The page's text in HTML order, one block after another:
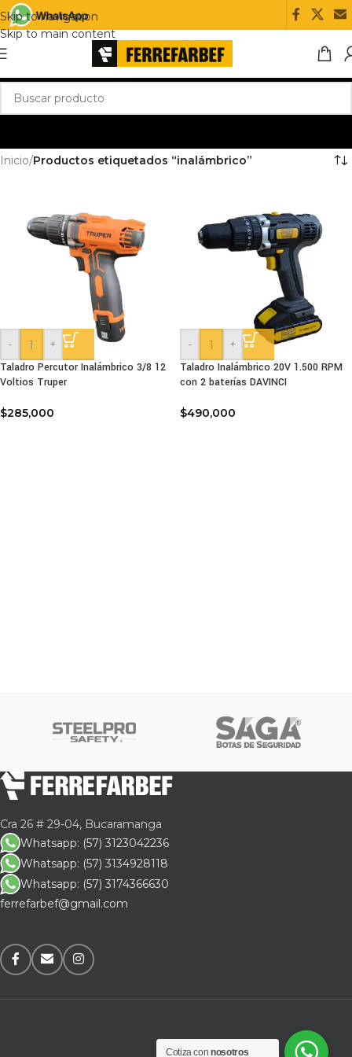
Skip to navigation
Skip to main content
Inicio/Productos etiquetados “inalámbrico”
-
+
Taladro Percutor Inalámbrico 3/8 12
Voltios Truper
$285,000
-
+
Taladro Inalámbrico 20V 1.500 RPM
con 2 baterías DAVINCI
$490,000
Cra 26 # 29-04, Bucaramanga
Whatsapp: (57) 3123042236
Whatsapp: (57) 3134928118
Whatsapp: (57) 3174366630
ferrefarbef@gmail.com
Cotiza connosotros